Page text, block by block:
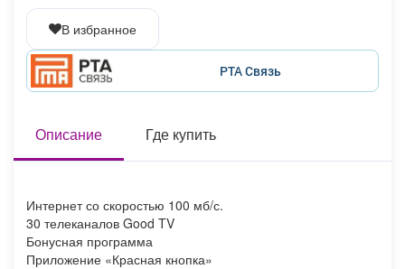
Товары
В избранное
РТА Связь
Описание Где купить
Интернет со скоростью 100 мб/с.
30 телеканалов Good TV
Бонусная программа
Приложение «Красная кнопка»